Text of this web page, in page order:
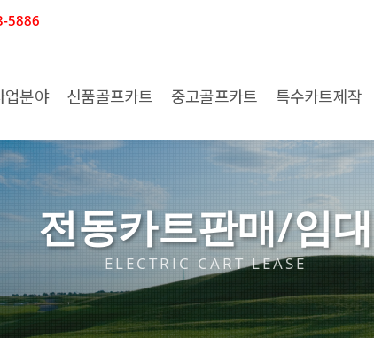
5886
업분야 신품골프카트 중고골프카트 특수카트제작
전동카트판매/임대
ELECTRIC CART LEASE